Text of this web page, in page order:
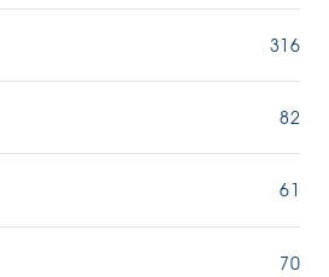
316
82
61
70